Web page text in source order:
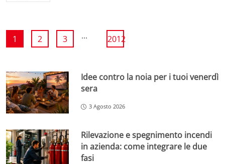
1 2 3 ... 2012
Idee contro la noia per i tuoi venerdì
sera
3 Agosto 2026
Rilevazione e spegnimento incendi
in azienda: come integrare le due
fasi